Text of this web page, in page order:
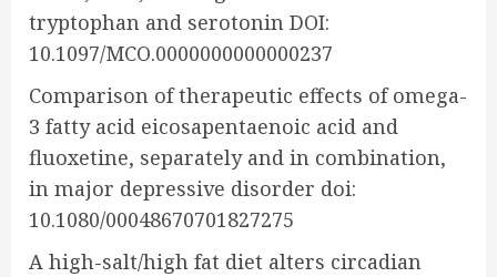
tryptophan and serotonin DOI:
10.1097/MCO.0000000000000237
Comparison of therapeutic effects of omega-
3 fatty acid eicosapentaenoic acid and
fluoxetine, separately and in combination,
in major depressive disorder doi:
10.1080/00048670701827275
A high-salt/high fat diet alters circadian